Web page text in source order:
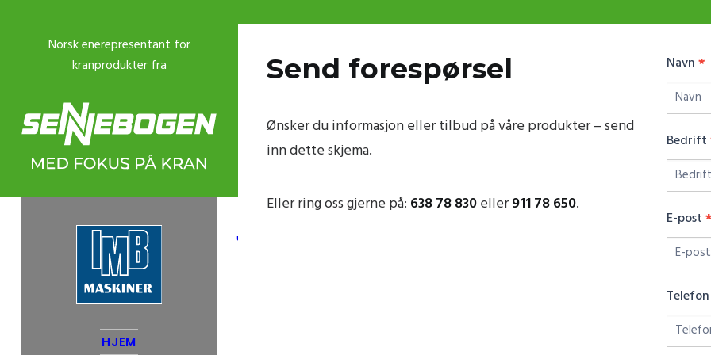
HJEM
USED CRANES
Send forespørsel
Ønsker du informasjon eller tilbud på våre produkter – send
inn dette skjema.
Eller ring oss gjerne på: 638 78 830eller911 78 650.
Kontakt
Oss
Navn*
Bedrift
E-post*
Telefon